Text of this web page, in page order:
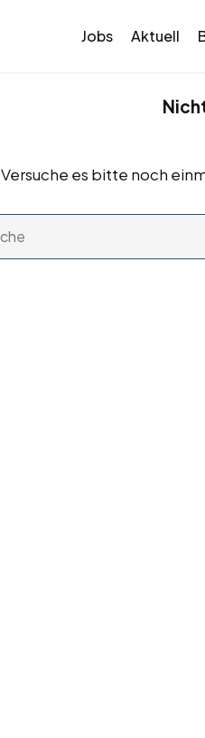
Jobs Aktuell
Versuche es bitte noch